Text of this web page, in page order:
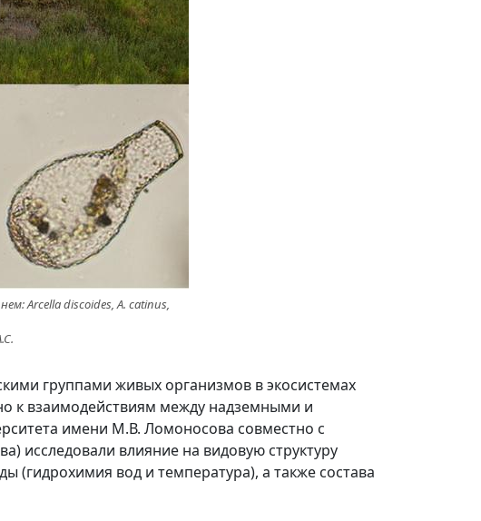
Arcella discoides, A. catinus,
группами живых организмов в экосистемах
к взаимодействиям между надземными и
имени М.В. Ломоносова совместно с
исследовали влияние на видовую структуру
вод и температура), а также состава